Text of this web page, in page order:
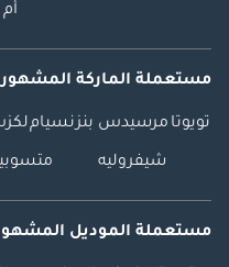
مستعملة الماركة
تويوتا مرسيدس بنزنسيام
شيفروليه
مستعملة الموديل